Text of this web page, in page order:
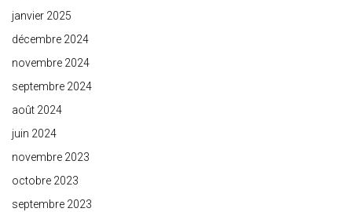
janvier 2025
décembre 2024
novembre 2024
septembre 2024
août 2024
juin 2024
novembre 2023
octobre 2023
septembre 2023